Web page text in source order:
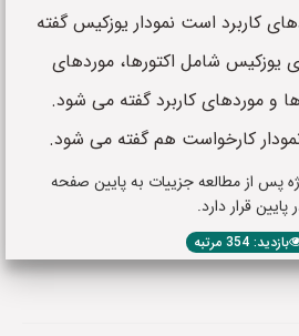
کاربرد است نمودار یوزکیس گفته
یوزکیس شامل اکتورها، موردهای
و موردهای کاربرد گفته می شود.
کارخواست هم گفته می شود.
پس از مطالعه جزییات به پایین صفحه
قرار دارد.
بازدید: 354 مرتبه